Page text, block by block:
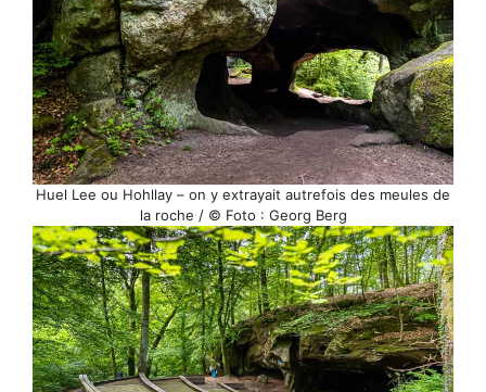
Huel Lee ou Hohllay – on y extrayait autrefois des meules de
la roche / © Foto : Georg Berg